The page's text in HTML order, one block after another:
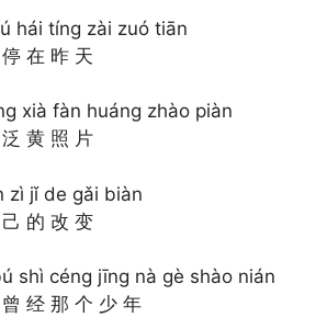
hái tíng zài zuó tiān
在 昨 天
xià fàn huáng zhào piàn
黄 照 片
zì jǐ de gǎi biàn
的 改 变
shì céng jīng nà gè shào nián
经 那 个 少 年